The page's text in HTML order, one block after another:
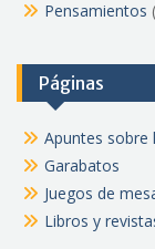
Pensamientos
Páginas
Apuntes sobre
Garabatos
Juegos de
Libros y